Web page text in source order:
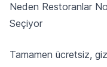
Neden Restoranlar
Seçiyor
Tamamen ücretsiz,